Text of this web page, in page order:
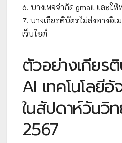
6. บางเพจจำกัด gmail และให้
7. บางเกียรติบัตรไม่ส่งทางอี
เว็บไซต์
ตัวอย่างเกียร
AI เทคโนโลยีอั
ในสัปดาห์วันวิ
2567